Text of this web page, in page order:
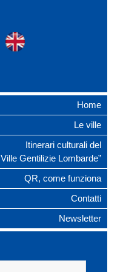
Ita
Home
Le ville
Itinerari culturali del
Gentilizie Lombarde”
QR, come funziona
Contatti
Newsletter